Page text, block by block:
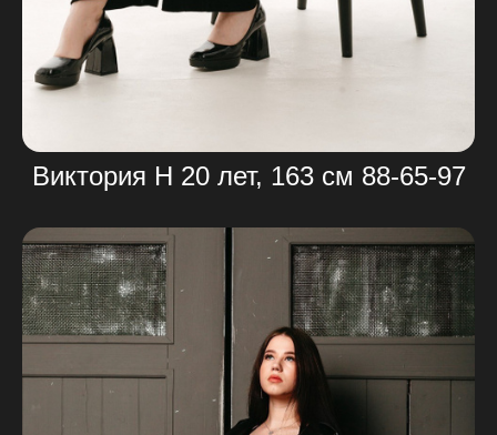
Виктория Н 20 лет, 163 см 88-65-97